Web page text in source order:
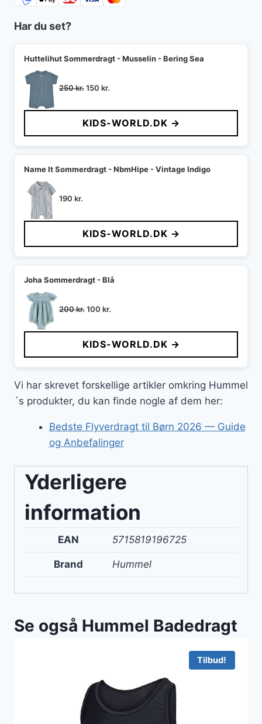
Har du set?
Huttelihut Sommerdragt - Musselin - Bering Sea
250kr.Den
pris
var:
250 kr..
150 kr.
pris
er:
150 kr..
KIDS-WORLD.DK →
Name It Sommerdragt - NbmHipe - Vintage Indigo
190 kr.
KIDS-WORLD.DK →
Joha Sommerdragt - Blå
200kr.Den
pris
var:
200 kr..
100 kr.
pris
er:
100 kr..
KIDS-WORLD.DK →
Vi har skrevet forskellige artikler omkring Hummel
´s produkter, du kan finde nogle af dem her:
Bedste Flyverdragt til Børn 2026 — Guide
og Anbefalinger
Yderligere
information
EAN 5715819196725
Brand Hummel
Se også Hummel Badedragt
Tilbud!